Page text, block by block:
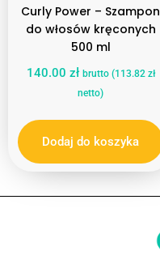
Curly Power – Szampon
do włosów kręconych
500 ml
140.00 zł brutto (113.82 zł
netto)
Dodaj do koszyka